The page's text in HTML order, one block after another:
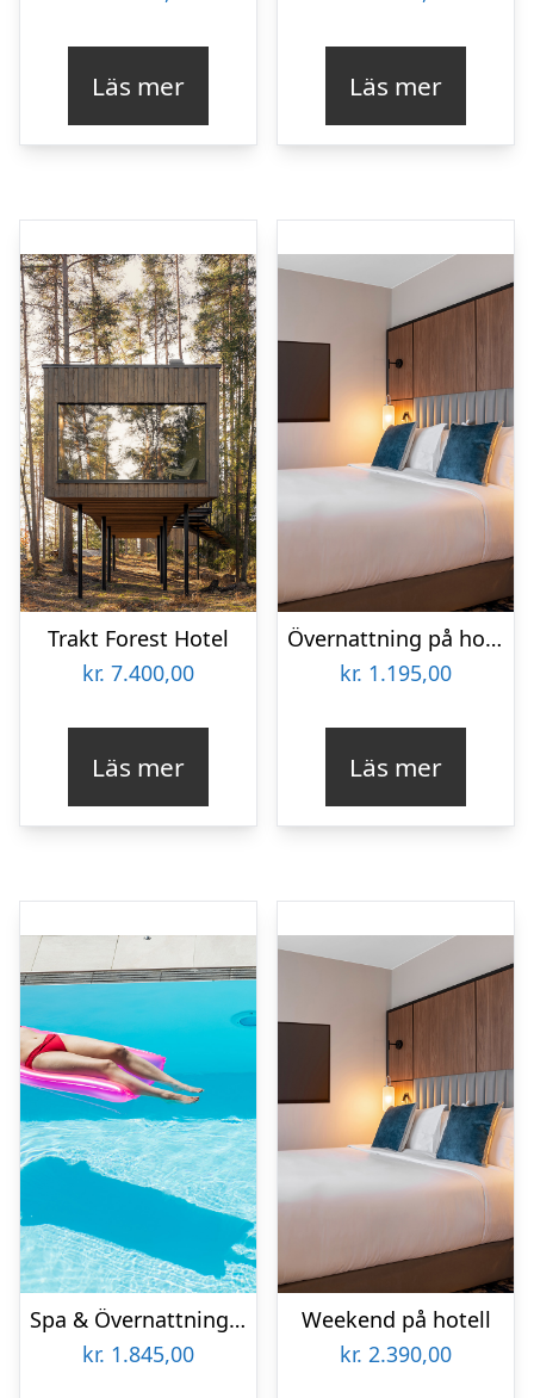
Läs mer Läs mer
Trakt Forest Hotel
kr. 7.400,00
Läs mer
Övernattning på hotell
kr. 1.195,00
Läs mer
Spa & Övernattning på Welcome Hotel
kr. 1.845,00
Weekend på hotell
kr. 2.390,00